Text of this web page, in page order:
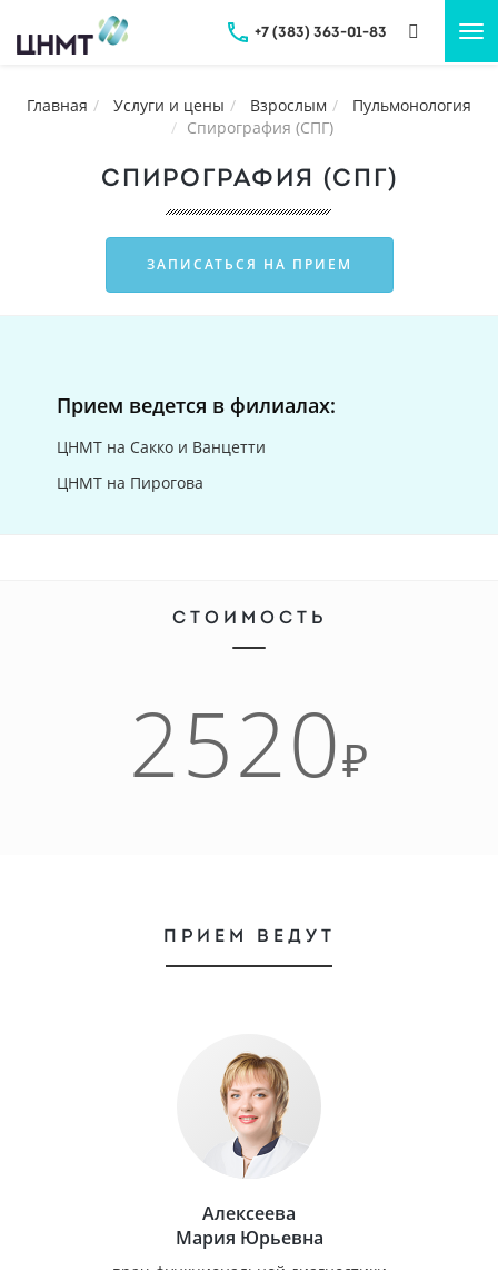
+7 (383) 363-01-83
Главная Услуги и цены Взрослым
Пульмонология
Спирография (СПГ)
СПИРОГРАФИЯ (СПГ)
ЗАПИСАТЬСЯ НА ПРИЕМ
Прием ведется в филиалах:
ЦНМТ на Сакко и Ванцетти
ЦНМТ на Пирогова
СТОИМОСТЬ
2520₽
ПРИЕМ ВЕДУТ
Алексеева
Мария Юрьевна